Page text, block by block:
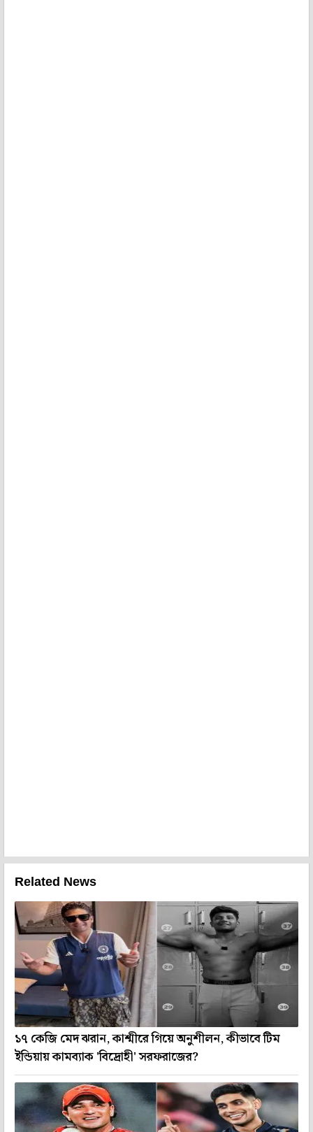
Related News
১৭ কেজি মেদ ঝরান, কাশ্মীরে গিয়ে অনুশীলন, কীভাবে টিম
ইন্ডিয়ায় কামব্যাক 'বিদ্রোহী' সরফরাজের?